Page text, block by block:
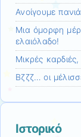
Ανοίγουμε
Mια όμορφη
ελαιόλαδο!
Μικρές
Βζζζ… οι
Ιστορικό